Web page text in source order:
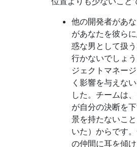
他の開発者があ
があなたを彼ら
惑な男として扱
行かないでしょ
ジェクトマネー
く影響を与えな
した。チームは
が自分の決断を
景を持たないこ
いた）からです
の仲間に耳を傾